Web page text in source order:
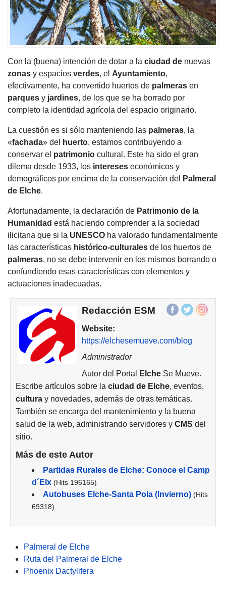
Con la (buena) intención de dotar a la ciudad de nuevas
zonas y espacios verdes, el Ayuntamiento,
efectivamente, ha convertido huertos de palmeras en
parques y jardines, de los que se ha borrado por
completo la identidad agrícola del espacio originario.
La cuestión es si sólo manteniendo las palmeras, la
«fachada» del huerto, estamos contribuyendo a
conservar el patrimonio cultural. Este ha sido el gran
dilema desde 1933, los intereses económicos y
demográficos por encima de la conservación del
Palmeral
de Elche.
Afortunadamente, la declaración de Patrimonio de la
Humanidad está haciendo comprender a la sociedad
ilicitana que si la UNESCO ha valorado fundamentalmente
las características histórico-culturales de los huertos de
palmeras, no se debe intervenir en los mismos borrando o
confundiendo esas características con elementos y
actuaciones inadecuadas.
Redacción ESM
Website:
https://elchesemueve.com/blog
Administrador
Autor del Portal
ElcheSe Mueve.
Escribe artículos sobre la ciudad de Elche, eventos,
cultura y novedades, además de otras temáticas.
También se encarga del mantenimiento y la buena
salud de la web, administrando servidores y CMS del
sitio.
Más de este Autor
Partidas Rurales de Elche: Conoce el Camp
d´Elx (Hits 196165)
Autobuses Elche-Santa Pola (Invierno) (Hits
69318)
Palmeral de Elche
Ruta del Palmeral de Elche
Phoenix Dactylifera